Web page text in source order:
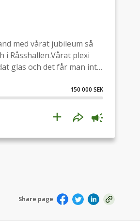
med vårat jubileum så
i Råsshallen.Vårat plexi
glas och det får man inte
en del bidrag till detta.Det
för en liten förening!
detta.Precis som 1982
åt.Så skänk en
Guldsmedshytte
150 000 SEK
Share page